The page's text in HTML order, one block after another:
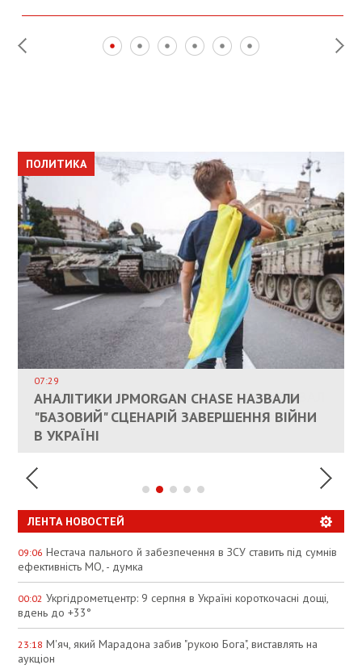
ПОЛИТИКА
КАНДИДАТ В ПРЕМЬЕРЫ ПОЛЬШИ ПРИЗВАЛ
ЕС ПРЕКРАТИТЬ ВОЕННУЮ ПОМОЩЬ
УКРАИНЕ
ПОЛИТИКА
07:29
АНАЛІТИКИ JPMORGAN CHASE НАЗВАЛИ
"БАЗОВИЙ" СЦЕНАРІЙ ЗАВЕРШЕННЯ ВІЙНИ
В УКРАЇНІ
ОБЩЕСТВО
ВЛАСНИКАМ ЗРУЙНОВАНОГО ЖИТЛА
ДОЗВОЛИЛИ НЕ ПЛАТИТИ ЗА КОМУНАЛКУ
ПОЛИТИКА
ИНТЕГРАЦИЯ УКРАИНЫ В НАТО ВРЯД ЛИ
СОСТОИТСЯ В БЛИЖАЙШЕЕ ВРЕМЯ, –
РЮТТЕ
ЭКОНОМИКА
ПАЛИВНИЙ РИНОК РОЗІГРІЛИ ШТУЧНО:
АНАЛІТИКИ ЗВИНУВАТИЛИ АЗС У
СПЕКУЛЯЦІЇ
ЛЕНТА НОВОСТЕЙ
09:06 Нестача пального й забезпечення в ЗСУ ставить під сумнів
ефективність МО, - думка
00:02 Укргідрометцентр: 9 серпня в Україні короткочасні дощі,
вдень до +33°
23:18 М'яч, який Марадона забив "рукою Бога", виставлять на
аукціон